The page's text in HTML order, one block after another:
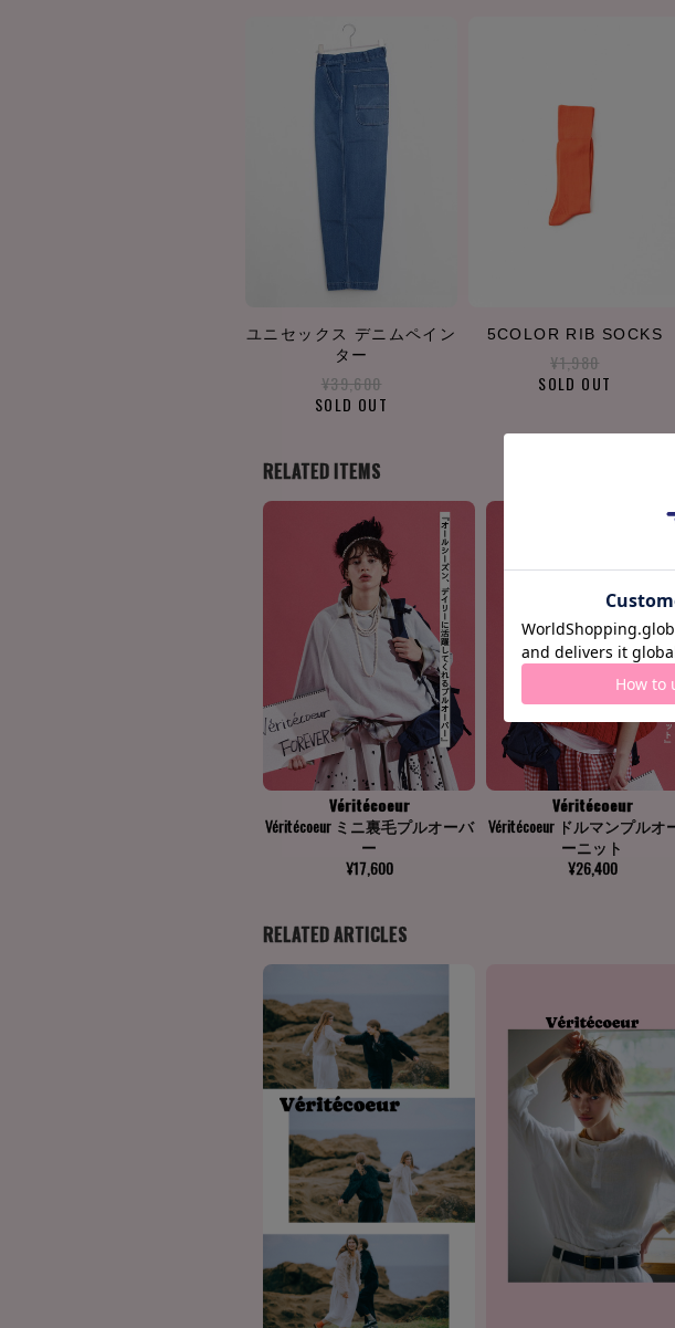
ユニセックス デニムペイン
ター
¥39,600
SOLD OUT
5COLOR RIB SOCKS
¥1,980
SOLD OUT